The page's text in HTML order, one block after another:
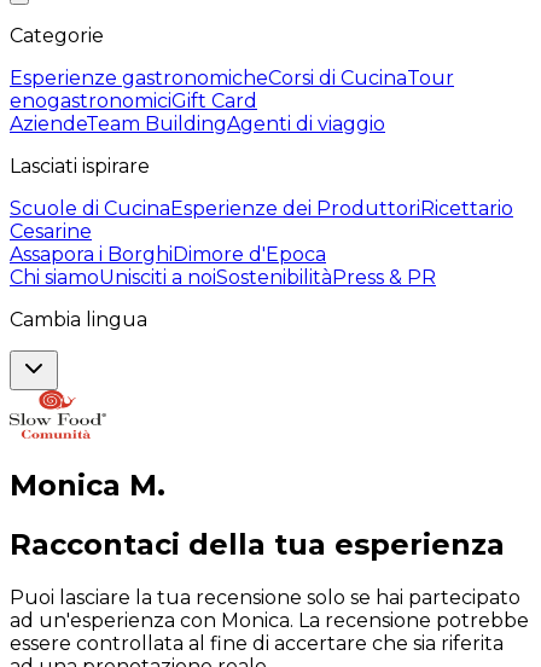
Categorie
Esperienze gastronomicheCorsi di CucinaTour
enogastronomiciGift Card
AziendeTeam BuildingAgenti di viaggio
Lasciati ispirare
Scuole di CucinaEsperienze dei ProduttoriRicettario
Cesarine
Assapora i BorghiDimore d'Epoca
Chi siamoUnisciti a noiSostenibilitàPress & PR
Cambia lingua
Monica M.
Raccontaci della tua esperienza
Puoi lasciare la tua recensione solo se hai partecipato
ad un'esperienza con Monica. La recensione potrebbe
essere controllata al fine di accertare che sia riferita